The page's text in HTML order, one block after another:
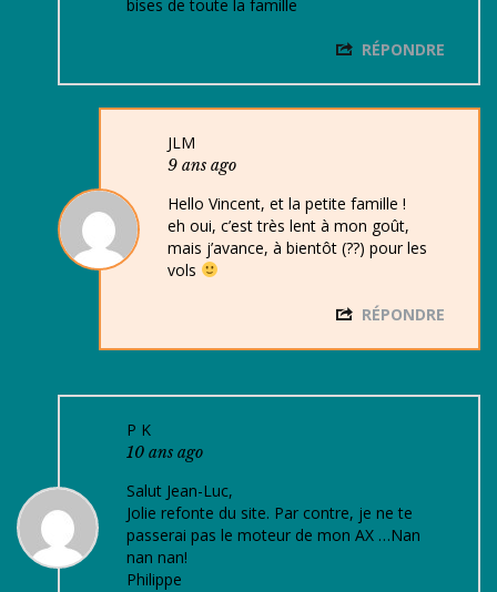
bises de toute la famille
RÉPONDRE
JLM
9 ans ago
Hello Vincent, et la petite famille !
eh oui, c’est très lent à mon goût,
mais j’avance, à bientôt (??) pour les
vols
RÉPONDRE
P K
10 ans ago
Salut Jean-Luc,
Jolie refonte du site. Par contre, je ne te
passerai pas le moteur de mon AX …Nan
nan nan!
Philippe